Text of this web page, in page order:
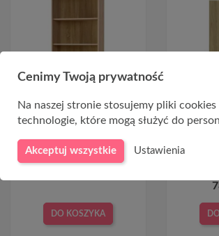
Regał z dwoma szufladami
LIMA REG3 dąb sonoma
DO KOSZYKA
hikora
Cenimy Twoją prywatność
Na naszej stronie stosujemy pliki
technologie, które mogą służyć do
Akceptuj wszystkie Ustawienia